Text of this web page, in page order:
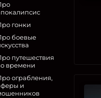
гонки
боевые
путешествия
времени
ограбления,
и